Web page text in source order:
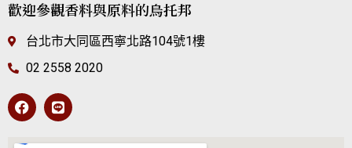
歡迎參觀香料與原料的烏托邦
台北市大同區西寧北路104號1樓
02 2558 2020